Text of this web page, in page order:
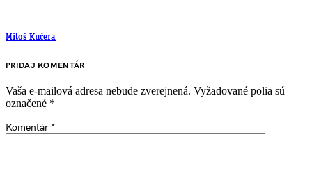
Miloš Kučera
PRIDAJ KOMENTÁR
Vaša e-mailová adresa nebude zverejnená. Vyžadované polia sú
označené *
Komentár *